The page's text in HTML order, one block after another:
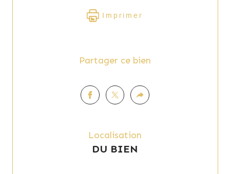
Imprimer
Partager ce bien
Localisation
DU BIEN